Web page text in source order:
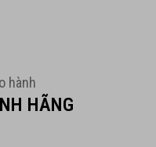
hành
HÃNG